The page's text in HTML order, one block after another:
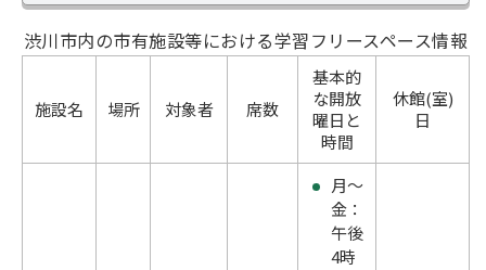
渋川市内の市有施設等における学習フリースペース情報
施設名 場所 対象者 席数
基本的
な開放
曜日と
時間
休館(室)
日
月～
金：
午後
4時